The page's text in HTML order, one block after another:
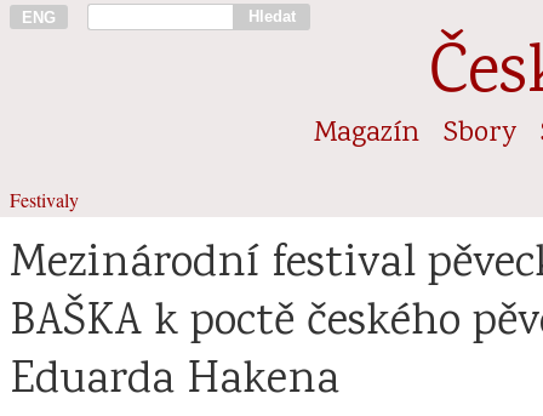
ENG Hledat
Magazín Sbory
Festivaly
Mezinárodní festival
BAŠKA k poctě českého
Eduarda Hakena